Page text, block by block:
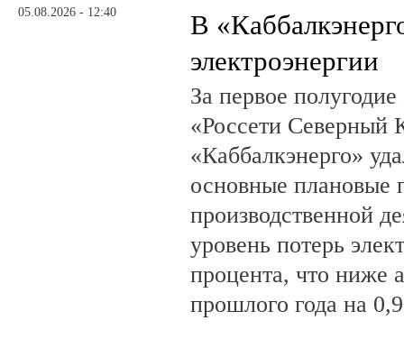
05.08.2026 - 12:40
В
электроэнергии
За первое
«Россети Северный
«Каббалкэнерго»
основные плановые
производственной
уровень потерь
процента, что ниже
прошлого года на